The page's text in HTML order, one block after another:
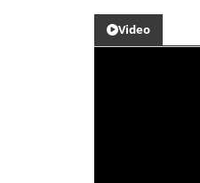
Video